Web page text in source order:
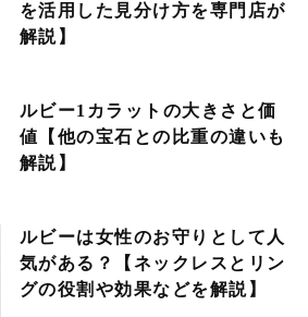
を活用した見分け方を専門店が
解説】
ルビー1カラットの大きさと価
値【他の宝石との比重の違いも
解説】
ルビーは女性のお守りとして人
気がある？【ネックレスとリン
グの役割や効果などを解説】